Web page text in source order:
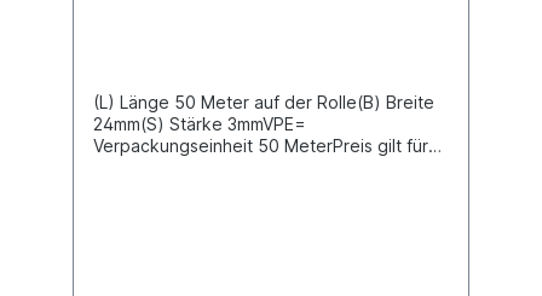
(L) Länge 50 Meter auf der Rolle(B) Breite
24mm(S) Stärke 3mmVPE=
Verpackungseinheit 50 MeterPreis gilt für